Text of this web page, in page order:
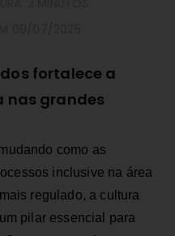
fortalece a
nas grandes
como as
inclusive na área
regulado, a cultura
pilar essencial para